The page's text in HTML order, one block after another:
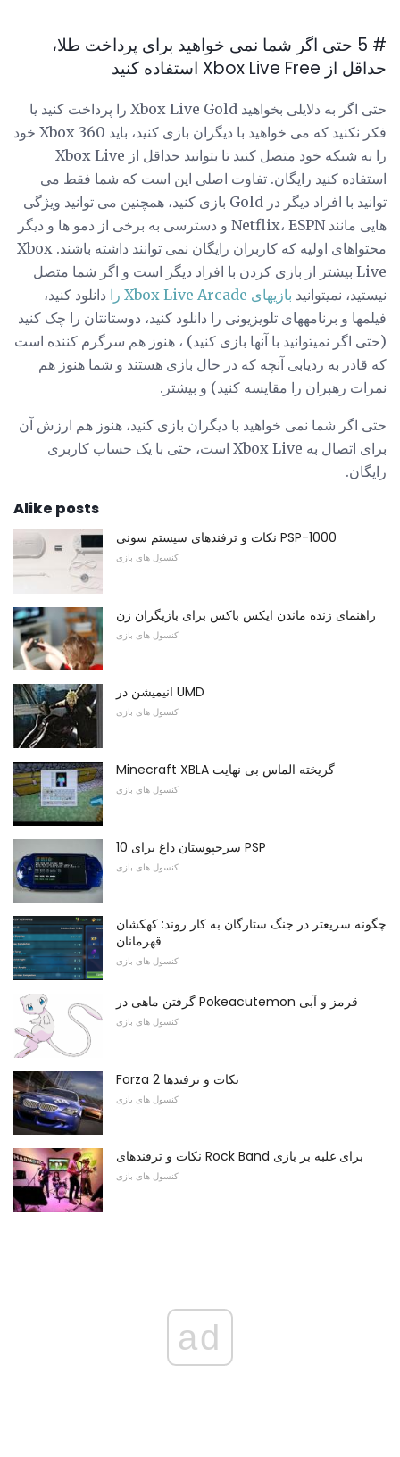
# 5 حتی اگر شما نمی خواهید برای پرداخت طلا،
حداقل از Xbox Live Free استفاده کنید
حتی اگر به دلایلی بخواهید Xbox Live Gold را پرداخت کنید یا
فکر نکنید که می خواهید با دیگران بازی کنید، باید Xbox 360 خود
را به شبکه خود متصل کنید تا بتوانید حداقل از Xbox Live
استفاده کنید رایگان. تفاوت اصلی این است که شما فقط می
توانید با افراد دیگر در Gold بازی کنید، همچنین می توانید ویژگی
هایی مانند Netflix، ESPN و دسترسی به برخی از دمو ها و دیگر
محتواهای اولیه که کاربران رایگان نمی توانند داشته باشند. Xbox
Live بیشتر از بازی کردن با افراد دیگر است و اگر شما متصل
نیستید، نمیتوانید بازیهای Xbox Live Arcade را
دانلود کنید،
فیلمها و برنامههای تلویزیونی را دانلود کنید، دوستانتان را چک کنید
(حتی اگر نمیتوانید با آنها بازی کنید) ، هنوز هم سرگرم کننده است
که قادر به ردیابی آنچه که در حال بازی هستند و شما هنوز هم
نمرات رهبران را مقایسه کنید) و بیشتر.
حتی اگر شما نمی خواهید با دیگران بازی کنید، هنوز هم ارزش آن
برای اتصال به Xbox Live است، حتی با یک حساب کاربری
رایگان.
Alike posts
نکات و ترفندهای سیستم سونی PSP-1000
کنسول های بازی
راهنمای زنده ماندن ایکس باکس برای بازیگران زن
کنسول های بازی
انیمیشن در UMD
کنسول های بازی
Minecraft XBLA گریخته الماس بی نهایت
کنسول های بازی
10 سرخپوستان داغ برای PSP
کنسول های بازی
چگونه سریعتر در جنگ ستارگان به کار روند: کهکشان
قهرمانان
کنسول های بازی
گرفتن ماهی در Pokeacutemon قرمز و آبی
کنسول های بازی
Forza 2 نکات و ترفندها
کنسول های بازی
نکات و ترفندهای Rock Band برای غلبه بر بازی
کنسول های بازی
ad